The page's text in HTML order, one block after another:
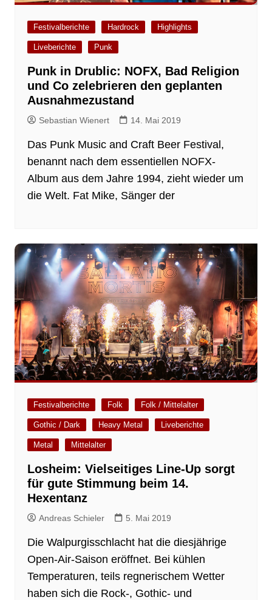
Festivalberichte Hardrock Highlights
Liveberichte Punk
Punk in Drublic: NOFX, Bad Religion
und Co zelebrieren den geplanten
Ausnahmezustand
Sebastian Wienert 14. Mai 2019
Das Punk Music and Craft Beer Festival,
benannt nach dem essentiellen NOFX-
Album aus dem Jahre 1994, zieht wieder um
die Welt. Fat Mike, Sänger der
Festivalberichte Folk Folk / Mittelalter
Gothic / Dark Heavy Metal Liveberichte
Metal Mittelalter
Losheim: Vielseitiges Line-Up sorgt
für gute Stimmung beim 14.
Hexentanz
Andreas Schieler 5. Mai 2019
Die Walpurgisschlacht hat die diesjährige
Open-Air-Saison eröffnet. Bei kühlen
Temperaturen, teils regnerischem Wetter
haben sich die Rock-, Gothic- und